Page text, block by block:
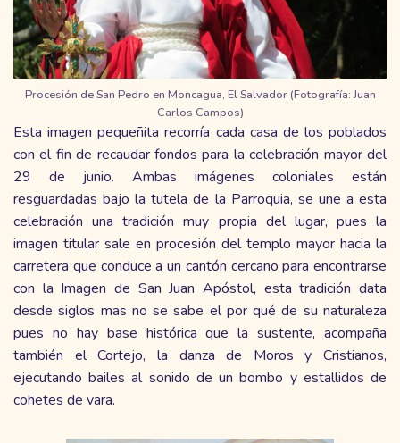
Procesión de San Pedro en Moncagua, El Salvador (Fotografía: Juan
Carlos Campos)
Esta imagen pequeñita recorría cada casa de los poblados
con el fin de recaudar fondos para la celebración mayor del
29 de junio. Ambas imágenes coloniales están
resguardadas bajo la tutela de la Parroquia, se une a esta
celebración una tradición muy propia del lugar, pues la
imagen titular sale en procesión del templo mayor hacia la
carretera que conduce a un cantón cercano para encontrarse
con la Imagen de San Juan Apóstol, esta tradición data
desde siglos mas no se sabe el por qué de su naturaleza
pues no hay base histórica que la sustente, acompaña
también el Cortejo, la danza de Moros y Cristianos,
ejecutando bailes al sonido de un bombo y estallidos de
cohetes de vara.